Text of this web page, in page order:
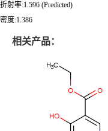
折射率:1.596 (Predicted)
密度:1.386
相关产品：